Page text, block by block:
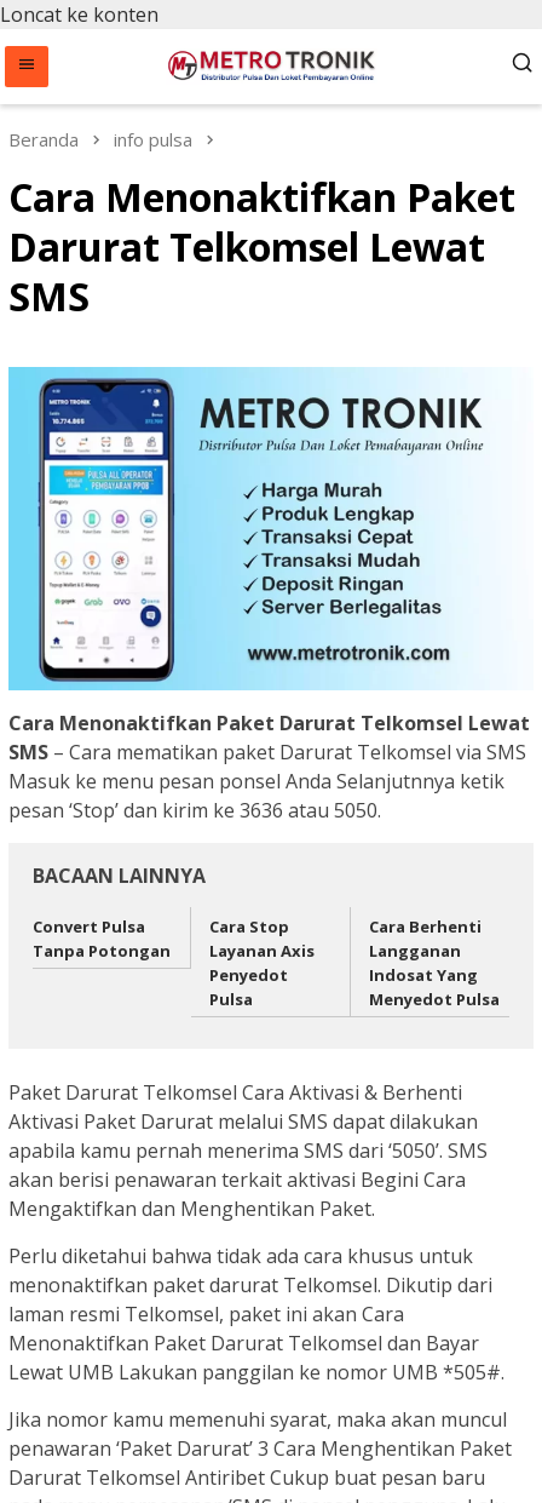
Loncat ke konten
Beranda info pulsa
Cara Menonaktifkan Paket
Darurat Telkomsel Lewat
SMS
Cara Menonaktifkan Paket Darurat Telkomsel Lewat
SMS – Cara mematikan paket Darurat Telkomsel via SMS
Masuk ke menu pesan ponsel Anda Selanjutnnya ketik
pesan ‘Stop’ dan kirim ke 3636 atau 5050.
BACAAN LAINNYA
Convert Pulsa
Tanpa Potongan
Cara Stop
Layanan Axis
Penyedot
Pulsa
Cara Berhenti
Langganan
Indosat Yang
Menyedot Pulsa
Paket Darurat Telkomsel Cara Aktivasi & Berhenti
Aktivasi Paket Darurat melalui SMS dapat dilakukan
apabila kamu pernah menerima SMS dari ‘5050’. SMS
akan berisi penawaran terkait aktivasi Begini Cara
Mengaktifkan dan Menghentikan Paket.
Perlu diketahui bahwa tidak ada cara khusus untuk
menonaktifkan paket darurat Telkomsel. Dikutip dari
laman resmi Telkomsel, paket ini akan Cara
Menonaktifkan Paket Darurat Telkomsel dan Bayar
Lewat UMB Lakukan panggilan ke nomor UMB *505#.
Jika nomor kamu memenuhi syarat, maka akan muncul
penawaran ‘Paket Darurat’ 3 Cara Menghentikan Paket
Darurat Telkomsel Antiribet Cukup buat pesan baru